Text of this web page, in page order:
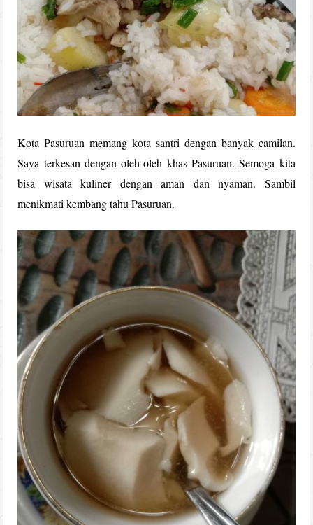
Kota Pasuruan memang kota santri dengan banyak camilan.
Saya terkesan dengan oleh-oleh khas Pasuruan. Semoga kita
bisa wisata kuliner dengan aman dan nyaman. Sambil
menikmati kembang tahu Pasuruan.